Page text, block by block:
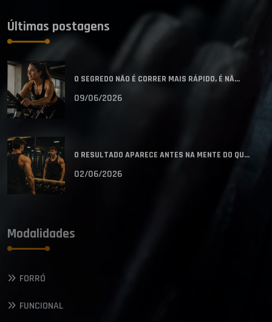
Últimas postagens
O SEGREDO NÃO É CORRER MAIS RÁPIDO, É NÃ...
09/06/2026
O RESULTADO APARECE ANTES NA MENTE DO QU...
02/06/2026
Modalidades
FORRÓ
FUNCIONAL